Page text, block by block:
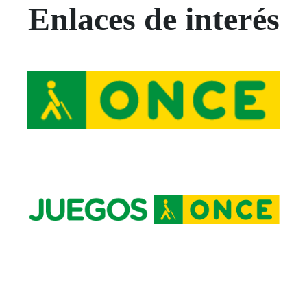
Enlaces de interés